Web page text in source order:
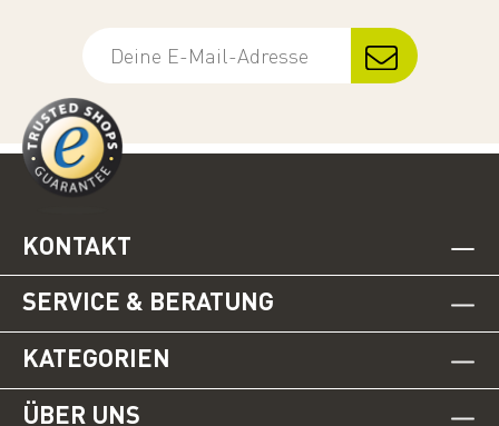
KONTAKT
SERVICE & BERATUNG
KATEGORIEN
ÜBER UNS